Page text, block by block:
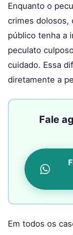
Enquanto o
crimes dolosos,
público tenha a
peculato
cuidado. Essa
diretamente a
Fale
Em todos os